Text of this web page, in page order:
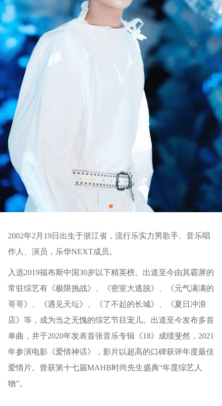
2002年2月19日出生于浙江省，流行乐实力男歌手、音乐唱
作人、演员，乐华NEXT成员。
入选2019福布斯中国30岁以下精英榜。出道至今由其霸屏的
常驻综艺有《极限挑战》、《密室大逃脱》、《元气满满的
哥哥》、《遇见天坛》、《了不起的长城》、《夏日冲浪
店》等，成为当之无愧的综艺节目宠儿。出道至今发布多首
单曲，并于2020年发表首张音乐专辑《18》成绩斐然，2021
年参演电影《爱情神话》，影片以超高的口碑获评年度最佳
爱情片。曾获第十七届MAHB时尚先生盛典“年度综艺人
物”。